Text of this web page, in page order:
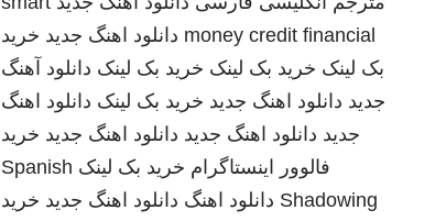
money credit financial دانلود اهنگ جدید خرید
بک لینک خرید بک لینک خرید بک لینک دانلود آهنگ
جدید دانلود اهنگ جدید خرید بک لینک دانلود اهنگ
جدید دانلود اهنگ جدید دانلود اهنگ جدید خرید
فالوور اینستاگرام خرید بک لینک Spanish
Shadowing دانلود اهنگ دانلود اهنگ جدید خرید